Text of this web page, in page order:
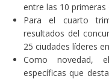
entre las 10 primeras
Para el cuarto
resultados del
25 ciudades líderes
Como novedad,
específicas que